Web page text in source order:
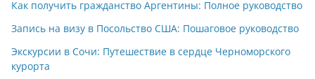
Как получить гражданство Аргентины: Полное руководство
Запись на визу в Посольство США: Пошаговое руководство
Экскурсии в Сочи: Путешествие в сердце Черноморского
курорта